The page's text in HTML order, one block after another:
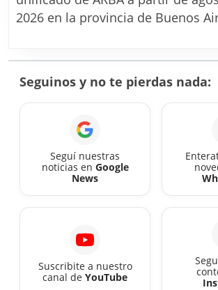
del
desde
agosto
2026 en la provincia de Buenos
Seguinos y no te pierdas nada:
Seguí nuestras
noticias en Google
News
Suscribite a nuestro
canal de YouTube